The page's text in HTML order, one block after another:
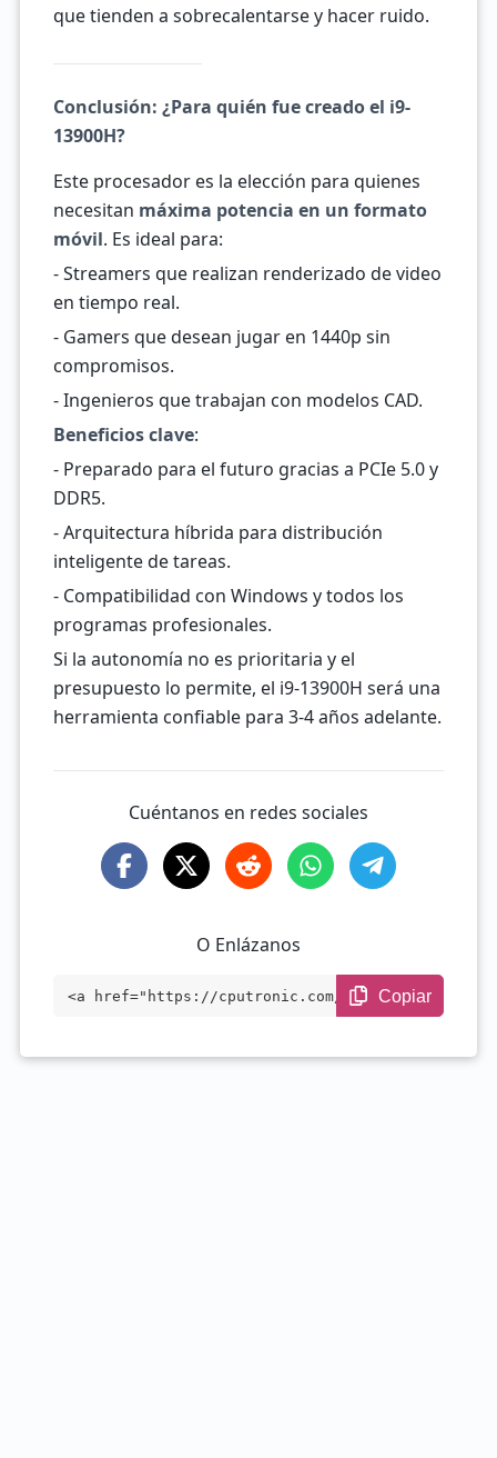
que tienden a sobrecalentarse y hacer ruido.
Conclusión: ¿Para quién fue creado el i9-
13900H?
Este procesador es la elección para quienes
necesitan máxima potencia en un formato
móvil. Es ideal para:
- Streamers que realizan renderizado de video
en tiempo real.
- Gamers que desean jugar en 1440p sin
compromisos.
- Ingenieros que trabajan con modelos CAD.
Beneficios clave:
- Preparado para el futuro gracias a PCIe 5.0 y
DDR5.
- Arquitectura híbrida para distribución
inteligente de tareas.
- Compatibilidad con Windows y todos los
programas profesionales.
Si la autonomía no es prioritaria y el
presupuesto lo permite, el i9-13900H será una
herramienta confiable para 3-4 años adelante.
Cuéntanos en redes sociales
O Enlázanos
<a href="https://cputronic.com/es/cpu/in
Copiar